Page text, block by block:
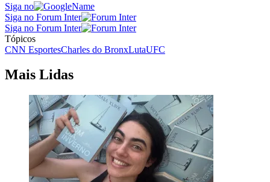
Siga no
Siga no Forum Inter
Siga no Forum Inter
Tópicos
CNN EsportesCharles do BronxLutaUFC
Mais Lidas